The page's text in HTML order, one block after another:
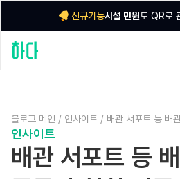
신규기능시설 민원도 QR로
블로그 메인 / 인사이트 / 배관 서포트 등 배
인사이트
배관 서포트 등